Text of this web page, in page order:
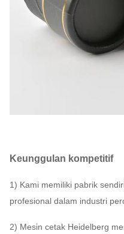
Keunggulan kompetitif
1) Kami memiliki pabrik
profesional dalam industri
2) Mesin cetak Heidelberg